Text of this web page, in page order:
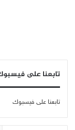
تابعنا على
تابعنا على فيسبوك